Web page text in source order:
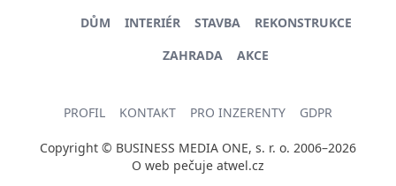
DŮM INTERIÉR STAVBA
REKONSTRUKCE
ZAHRADA
AKCE
PROFIL KONTAKT PRO INZERENTY GDPR
Copyright © BUSINESS MEDIA ONE, s. r. o. 2006–2026